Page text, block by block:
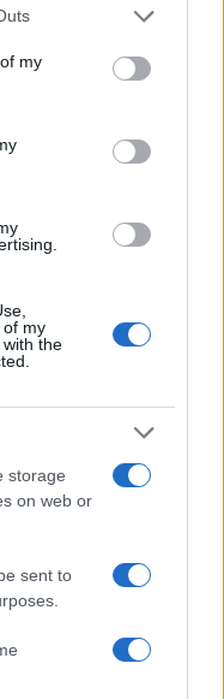
one or more Google
You may click to
third-party tags to
in below Google
my
of my
the
storage
on web or
sent to
Isabel Díaz